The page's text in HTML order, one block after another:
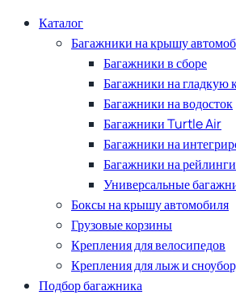
Каталог
Багажники на крышу
Багажники в сборе
Багажники на гладкую
Багажники на водосток
Багажники Turtle Air
Багажники на
Багажники на рейлинги
Универсальные
Боксы на крышу автомобиля
Грузовые корзины
Крепления для велосипедов
Крепления для лыж и
Подбор багажника